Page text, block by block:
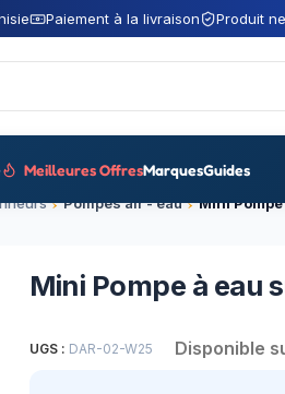
Paiement à la livraison Produit
Meilleures OffresMarquesGuides
Pompes air - eau
Mini Pompe à eau
UGS : DAR-02-W25 Disponible